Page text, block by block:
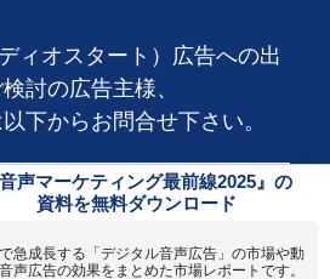
ィオスタート）広告への出
討の広告主様、
下からお問合せ下さい。
ダウンロードはこちら
音声マーケティング最前線2025』の
資料を無料ダウンロード
急成長する「デジタル音声広告」の市場や動
声広告の効果をまとめた市場レポートです。